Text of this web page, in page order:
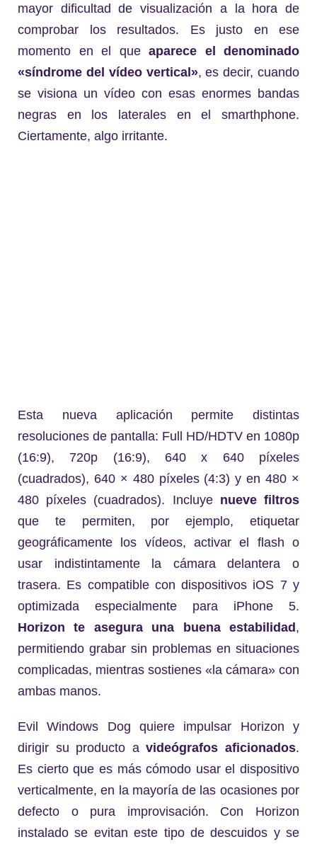
mayor dificultad de visualización a la hora de
comprobar los resultados. Es justo en ese
momento en el que aparece el denominado
«síndrome del vídeo vertical», es decir, cuando
se visiona un vídeo con esas enormes bandas
negras en los laterales en el smarthphone.
Ciertamente, algo irritante.
Esta nueva aplicación permite distintas
resoluciones de pantalla: Full HD/HDTV en 1080p
(16:9), 720p (16:9), 640 x 640 píxeles
(cuadrados), 640 × 480 píxeles (4:3) y en 480 ×
480 píxeles (cuadrados). Incluye nueve filtros
que te permiten, por ejemplo, etiquetar
geográficamente los vídeos, activar el flash o
usar indistintamente la cámara delantera o
trasera. Es compatible con dispositivos iOS 7 y
optimizada especialmente para iPhone 5.
Horizon te asegura una buena estabilidad,
permitiendo grabar sin problemas en situaciones
complicadas, mientras sostienes «la cámara» con
ambas manos.
Evil Windows Dog quiere impulsar Horizon y
dirigir su producto avideógrafos aficionados.
Es cierto que es más cómodo usar el dispositivo
verticalmente, en la mayoría de las ocasiones por
defecto o pura improvisación. Con Horizon
instalado se evitan este tipo de descuidos y se